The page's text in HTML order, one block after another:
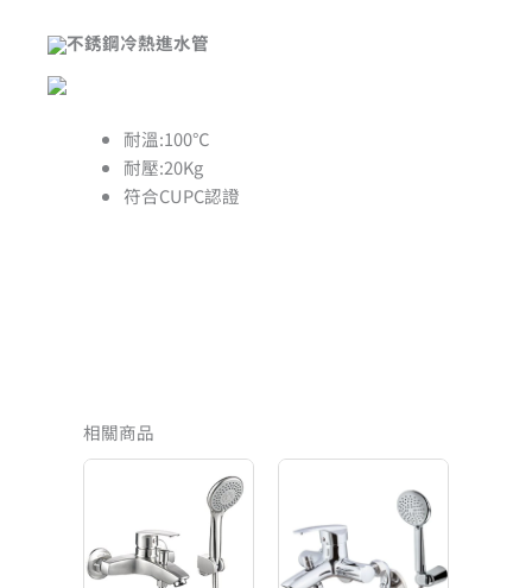
不銹鋼冷熱進水管
耐溫:100℃
耐壓:20Kg
符合CUPC認證
相關商品